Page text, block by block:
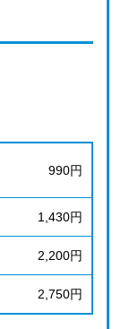
990円
1,430円
2,200円
2,750円